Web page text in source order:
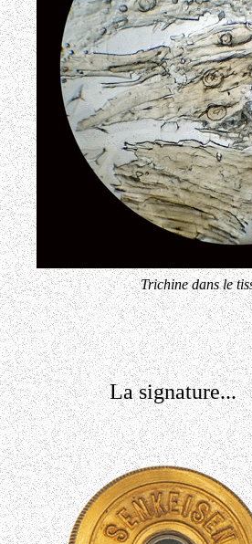
Trichine dans le
La signature...